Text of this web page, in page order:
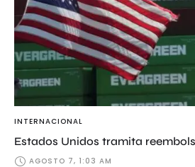
INTERNACIONAL
Estados Unidos tramita
AGOSTO 7, 1:03 AM